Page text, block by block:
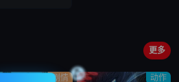
更多
剧情 动作